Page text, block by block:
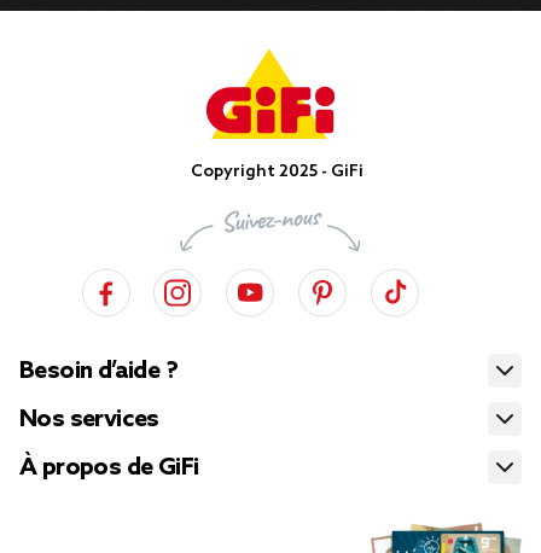
Copyright 2025 - GiFi
Besoin d’aide ?
Nos services
À propos de GiFi